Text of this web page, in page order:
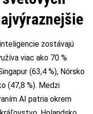
zostávajú
viac ako 70 %
(63,4 %), Nórsko
(47,8 %). Medzi
AI patria okrem